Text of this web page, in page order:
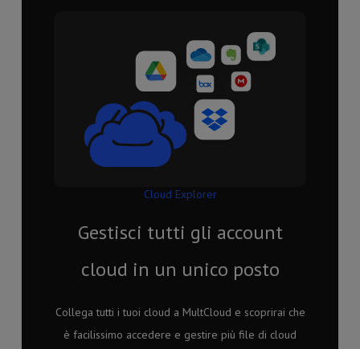
Cloud Explorer
Gestisci tutti gli account
cloud in un unico posto
Collega tutti i tuoi cloud a MultCloud e scoprirai che
è facilissimo accedere e gestire più file di cloud